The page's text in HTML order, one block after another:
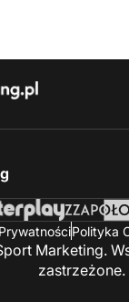
Polityka
Marketing.
zastrzeżone.